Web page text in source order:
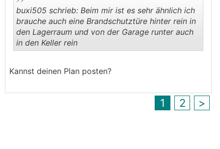
..
buxi505 schrieb: Beim mir ist es sehr ähnlich ich
brauche auch eine Brandschutztüre hinter rein in
den Lagerraum und von der Garage runter auch
in den Keller rein
Kannst deinen Plan posten?
1 2 >